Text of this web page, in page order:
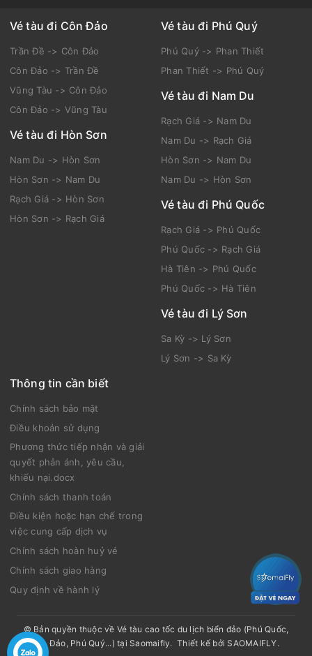
Vé tàu đi Côn Đảo
Trần Đề -> Côn Đảo
Côn Đảo -> Trần Đề
Vũng Tàu -> Côn Đảo
Côn Đảo -> Vũng Tàu
Vé tàu đi Hòn Sơn
Nam Du -> Hòn Sơn
Hòn Sơn -> Nam Du
Rạch Giá -> Hòn Sơn
Hòn Sơn -> Rạch Giá
Vé tàu đi Phú Quý
Phú Quý -> Phan Thiết
Phan Thiết -> Phú Quý
Vé tàu đi Nam Du
Rạch Giá -> Nam Du
Nam Du -> Rạch Giá
Hòn Sơn -> Nam Du
Nam Du -> Hòn Sơn
Vé tàu đi Phú Quốc
Rạch Giá -> Phú Quốc
Phú Quốc -> Rạch Giá
Hà Tiên -> Phú Quốc
Phú Quốc -> Hà Tiên
Vé tàu đi Lý Sơn
Sa Kỳ -> Lý Sơn
Lý Sơn -> Sa Kỳ
Thông tin cần biết
Chính sách bảo mật
Điều khoản sử dụng
Phương thức tiếp nhận và giải
quyết phản ánh, yêu cầu,
khiếu nại.docx
Chính sách thanh toán
Điều kiện hoặc hạn chế trong
việc cung cấp dịch vụ
Chính sách hoàn huỷ vé
Chính sách giao hàng
Quy định về hành lý
© Bản quyền thuộc về Vé tàu cao tốc du lịch biển đảo (Phú Quốc,
Côn Đảo, Phú Quý...) tại Saomaifly.Thiết kế bởi SAOMAIFLY.